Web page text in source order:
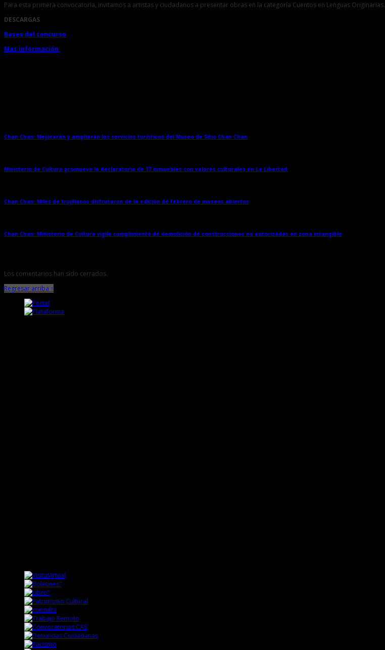
Para esta primera convocatoria, invitamos a artistas y ciudadanos a presentar obras en la categoría Cuentos en Lenguas Originarias.
DESCARGAS
Bases del concurso
Mas información
Chan Chan: Mejorarán y ampliarán los servicios turísticos del Museo de Sitio Chan Chan
Ministerio de Cultura promueve la declaratoria de 17 inmuebles con valores culturales en La Libertad
Chan Chan: Miles de trujillanos disfrutaron de la edición de febrero de museos abiertos
Chan Chan: Ministerio de Cultura vigila cumplimiento de demolición de construcciones no autorizadas en zona intangible
Los comentarios han sido cerrados.
Regresar arriba ↑